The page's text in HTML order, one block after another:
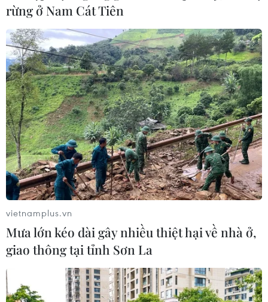
Nhiều hoạt động hỗ trợ người dân trên
đường về quê từ vùng dịch
09/10/2021 02:46
Chính quyền, các tổ chức, đoàn thể, nhà hảo tâm tại Đà
Nẵng, Đồng Tháp. Đắk Lắk tổ chức điểm nghỉ chân,
cung cấp đồ ăn, nước uống, nhu yếu phẩm, sửa xe...
miễn phí cho người dân từ vùng dịch về quê.
rừng ở Nam Cát Tiên
vietnamplus.vn
Mưa lớn kéo dài gây nhiều thiệt hại về nhà ở,
giao thông tại tỉnh Sơn La